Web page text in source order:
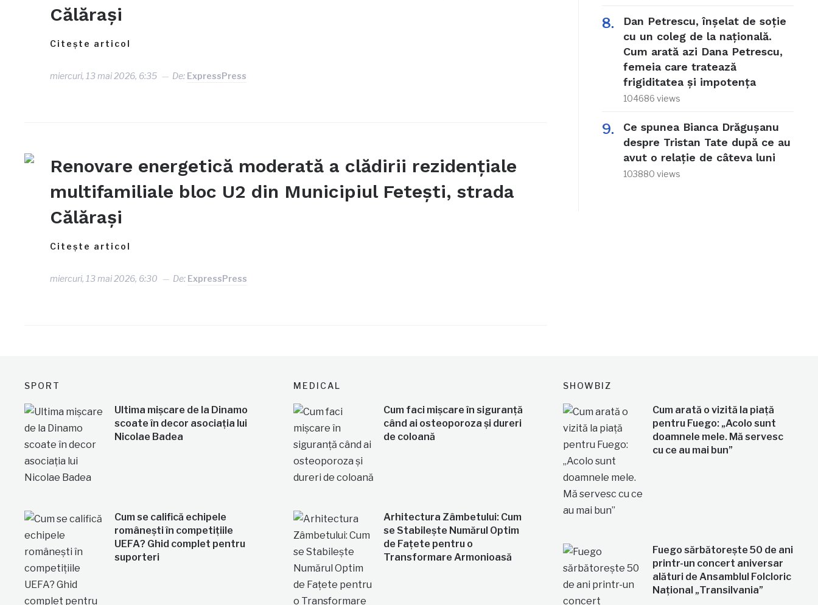
Călărași
Citește articol
miercuri, 13 mai 2026, 6:35 De: ExpressPress
Renovare energetică moderată a clădirii rezidențiale
multifamiliale bloc U2 din Municipiul Fetești, strada
Călărași
Citește articol
miercuri, 13 mai 2026, 6:30 De: ExpressPress
Dan Petrescu, înșelat de soție
cu un coleg de la națională.
Cum arată azi Dana Petrescu,
femeia care tratează
frigiditatea și impotența
104686 views
Ce spunea Bianca Drăgușanu
despre Tristan Tate după ce au
avut o relație de câteva luni
103880 views
SPORT
Ultima mișcare de la Dinamo
scoate în decor asociația lui
Nicolae Badea
Cum se califică echipele
românești în competițiile
UEFA? Ghid complet pentru
suporteri
MEDICAL
Cum faci mișcare în siguranță
când ai osteoporoza și dureri
de coloană
Arhitectura Zâmbetului: Cum
se Stabilește Numărul Optim
de Fațete pentru o
Transformare Armonioasă
SHOWBIZ
Cum arată o vizită la piață
pentru Fuego: „Acolo sunt
doamnele mele. Mă servesc
cu ce au mai bun”
Fuego sărbătorește 50 de ani
printr-un concert aniversar
alături de Ansamblul Folcloric
Național „Transilvania”